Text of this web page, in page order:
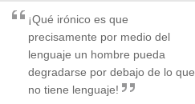
¡Qué irónico es que
precisamente por medio del
lenguaje un hombre pueda
degradarse por debajo de lo que
no tiene lenguaje!